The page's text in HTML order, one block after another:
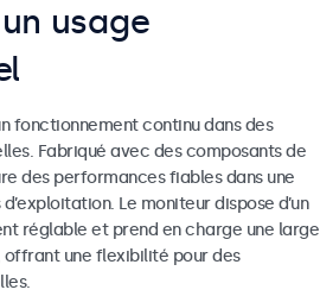
usage
fonctionnement continu dans des
Fabriqué avec des composants de
des performances fiables dans une
Le moniteur dispose d’un
réglable et prend en charge une large
offrant une flexibilité pour des